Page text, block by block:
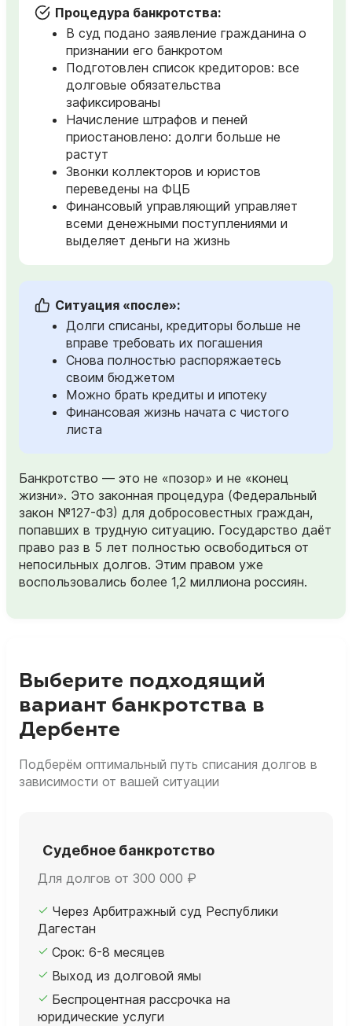
Процедура банкротства:
В суд подано заявление гражданина о
признании его банкротом
Подготовлен список кредиторов: все
долговые обязательства
зафиксированы
Начисление штрафов и пеней
приостановлено: долги больше не
растут
Звонки коллекторов и юристов
переведены на ФЦБ
Финансовый управляющий управляет
всеми денежными поступлениями и
выделяет деньги на жизнь
Ситуация «после»:
Долги списаны, кредиторы больше не
вправе требовать их погашения
Снова полностью распоряжаетесь
своим бюджетом
Можно брать кредиты и ипотеку
Финансовая жизнь начата с чистого
листа
Банкротство — это не «позор» и не «конец
жизни». Это законная процедура (Федеральный
закон №127-ФЗ) для добросовестных граждан,
попавших в трудную ситуацию. Государство даёт
право раз в 5 лет полностью освободиться от
непосильных долгов. Этим правом уже
воспользовались более 1,2 миллиона россиян.
Выберите подходящий
вариант банкротства в
Дербенте
Подберём оптимальный путь списания долгов в
зависимости от вашей ситуации
Судебное банкротство
Для долгов от 300 000 ₽
Через Арбитражный суд Республики
Дагестан
Срок: 6-8 месяцев
Выход из долговой ямы
Беспроцентная рассрочка на
юридические услуги